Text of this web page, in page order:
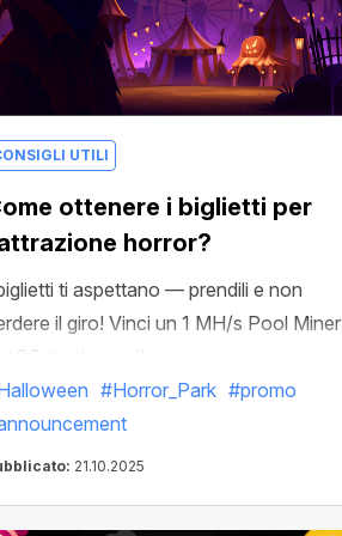
UTILI
ottenere i biglietti per
horror?
ti aspettano — prendili e non
il giro! Vinci un 1 MH/s Pool Miner
36 mesi se osi!
#Horror_Park #promo
21.10.2025